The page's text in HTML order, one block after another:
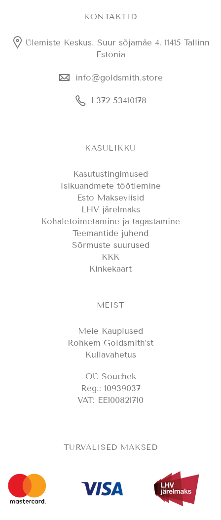
KONTAKTID
Ülemiste Keskus. Suur sõjamäe 4, 11415 Tallinn
Estonia
info@goldsmith.store
+372 53410178
KASULIKKU
Kasutustingimused
Isikuandmete töötlemine
Esto Makseviisid
LHV järelmaks
Kohaletoimetamine ja tagastamine
Teemantide juhend
Sõrmuste suurused
KKK
Kinkekaart
MEIST
Meie Kauplused
Rohkem Goldsmith’st
Kullavahetus
OÜ Souchek
Reg.: 10939037
VAT: EE100821710
TURVALISED MAKSED